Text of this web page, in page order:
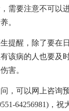
需要注意不可以
。
提醒，除了要在
该病的人也要及
害。
，可以网上咨询
64256981)，祝